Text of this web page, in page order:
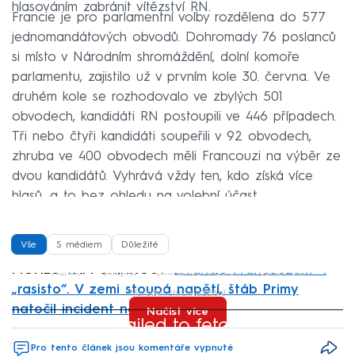
hlasováním zabránit vítězství RN.
Francie je pro parlamentní volby rozdělena do 577
jednomandátových obvodů. Dohromady 76 poslanců
si místo v Národním shromáždění, dolní komoře
parlamentu, zajistilo už v prvním kole 30. června. Ve
druhém kole se rozhodovalo ve zbylých 501
obvodech, kandidáti RN postoupili ve 446 případech.
Tři nebo čtyři kandidáti soupeřili v 92 obvodech,
zhruba ve 400 obvodech měli Francouzi na výběr ze
dvou kandidátů. Vyhrává vždy ten, kdo získá více
hlasů, a to bez ohledu na volební účast.
Vše S médiem Důležité
Načíst více
MOHLO VÁM UNIKNOUT:„Francie Francouzům“ i
„rasisto“. V zemi stoupá napětí, štáb Primy
natočil incident na ulici
Failed to fetch
Francie Ukrajina Emmanuel Macron parlament
Národní shromáždění
Pro tento článek jsou komentáře vypnuté